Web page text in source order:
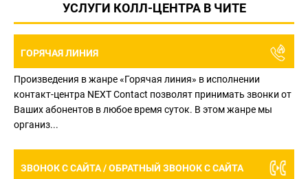
УСЛУГИ КОЛЛ-ЦЕНТРА В ЧИТЕ
ГОРЯЧАЯ ЛИНИЯ
Произведения в жанре «Горячая линия» в исполнении
контакт-центра NEXT Contact позволят принимать звонки от
Ваших абонентов в любое время суток. В этом жанре мы
организ...
ЗВОНОК С САЙТА / ОБРАТНЫЙ ЗВОНОКС САЙТА